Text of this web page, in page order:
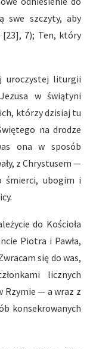
swe szczyty, aby
[23], 7); Ten, który
uroczystej liturgii
w świątyni
którzy dzisiaj tu
na drodze
ona w sposób
z Chrystusem —
śmierci, ubogim i
do Kościoła
Piotra i Pawła,
się do was,
licznych
Rzymie — a wraz z
konsekrowanych